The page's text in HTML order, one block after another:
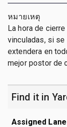
หมายเหตุ
La hora de
vinculadas, si
extendera en
mejor postor de
Find it in
Assigned